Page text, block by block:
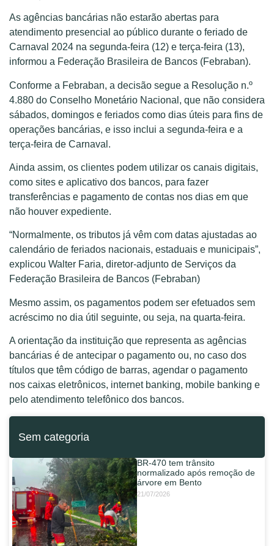
As agências bancárias não estarão abertas para
atendimento presencial ao público durante o feriado de
Carnaval 2024 na segunda-feira (12) e terça-feira (13),
informou a Federação Brasileira de Bancos (Febraban).
Conforme a Febraban, a decisão segue a Resolução n.º
4.880 do Conselho Monetário Nacional, que não considera
sábados, domingos e feriados como dias úteis para fins de
operações bancárias, e isso inclui a segunda-feira e a
terça-feira de Carnaval.
Ainda assim, os clientes podem utilizar os canais digitais,
como sites e aplicativo dos bancos, para fazer
transferências e pagamento de contas nos dias em que
não houver expediente.
“Normalmente, os tributos já vêm com datas ajustadas ao
calendário de feriados nacionais, estaduais e municipais”,
explicou Walter Faria, diretor-adjunto de Serviços da
Federação Brasileira de Bancos (Febraban)
Mesmo assim, os pagamentos podem ser efetuados sem
acréscimo no dia útil seguinte, ou seja, na quarta-feira.
A orientação da instituição que representa as agências
bancárias é de antecipar o pagamento ou, no caso dos
títulos que têm código de barras, agendar o pagamento
nos caixas eletrônicos, internet banking, mobile banking e
pelo atendimento telefônico dos bancos.
Sem categoria
BR-470 tem trânsito
normalizado após remoção de
árvore em Bento
21/07/2026